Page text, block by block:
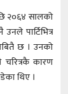
२०६४ सालको
पार्टिभित्र
छ । उनको
चरित्रकै कारण
थिए ।